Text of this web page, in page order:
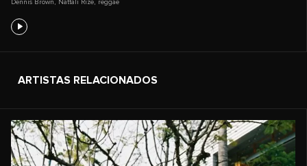
Dennis Brown Nattali Rize reggae
ARTISTAS RELACIONADOS